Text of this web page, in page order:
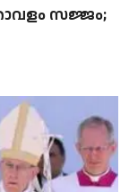
സജ്ജം;